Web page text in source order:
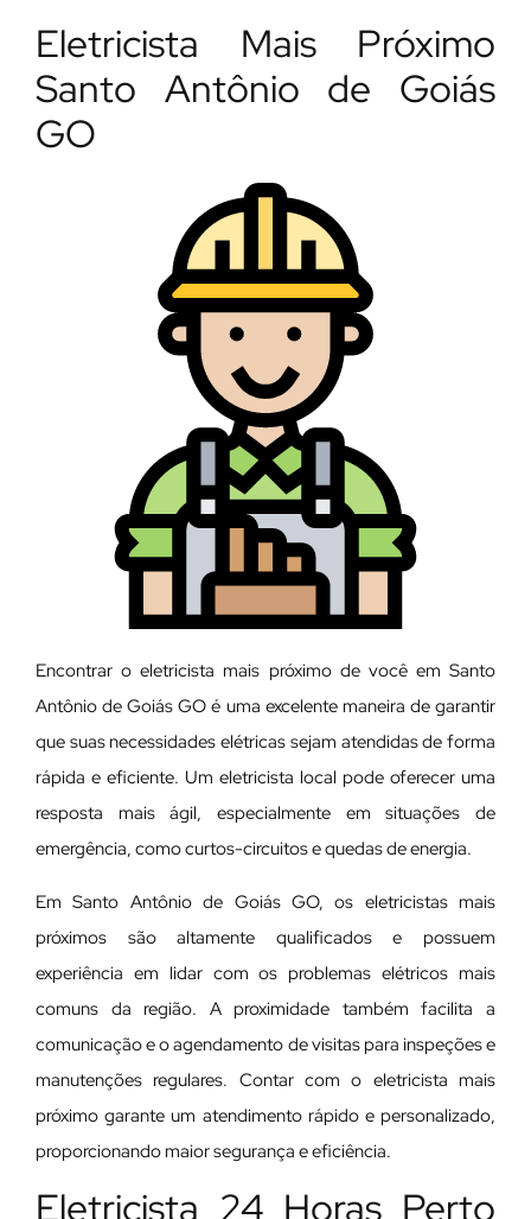
Eletricista Mais Próximo
Santo Antônio de Goiás
GO
Encontrar o eletricista mais próximo de você em Santo
Antônio de Goiás GO é uma excelente maneira de garantir
que suas necessidades elétricas sejam atendidas de forma
rápida e eficiente. Um eletricista local pode oferecer uma
resposta mais ágil, especialmente em situações de
emergência, como curtos-circuitos e quedas de energia.
Em Santo Antônio de Goiás GO, os eletricistas mais
próximos são altamente qualificados e possuem
experiência em lidar com os problemas elétricos mais
comuns da região. A proximidade também facilita a
comunicação e o agendamento de visitas para inspeções e
manutenções regulares. Contar com o eletricista mais
próximo garante um atendimento rápido e personalizado,
proporcionando maior segurança e eficiência.
Eletricista 24 Horas Perto